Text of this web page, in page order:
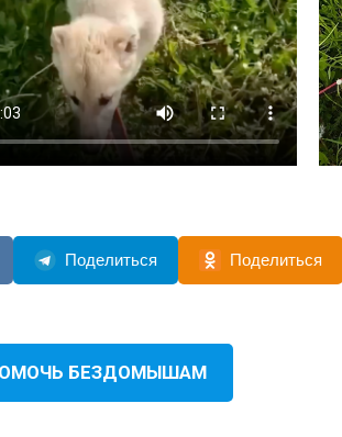
Поделиться Поделиться
БЕЗДОМЫШАМ